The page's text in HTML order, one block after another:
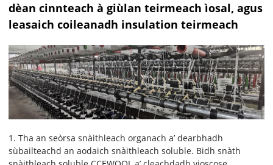
dèan cinnteach à giùlan teirmeach ìosal, agus
leasaich coileanadh insulation teirmeach
1. Tha an seòrsa snàithleach organach a’ dearbhadh
sùbailteachd an aodaich snàithleach soluble. Bidh snàth